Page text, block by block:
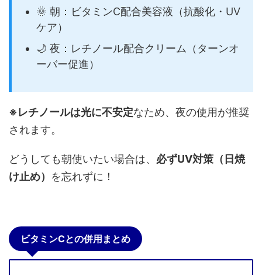
🌞 朝：ビタミンC配合美容液（抗酸化・UV
ケア）
🌙 夜：レチノール配合クリーム（ターンオ
ーバー促進）
※レチノールは光に不安定なため、夜の使用が推奨
されます。
どうしても朝使いたい場合は、 必ずUV対策（日焼
け止め） を忘れずに！
ビタミンCとの併用まとめ